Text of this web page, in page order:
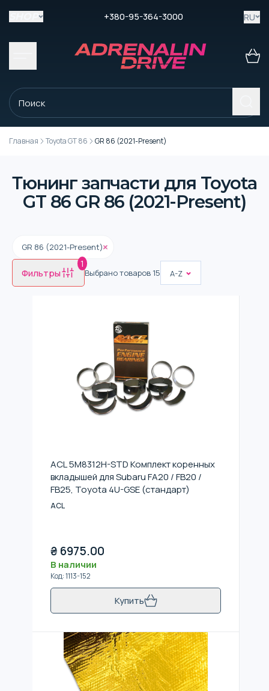
+380-95-364-3000 RU
Главная Toyota GT 86 GR 86 (2021-Present)
Тюнинг запчасти для Toyota
GT 86 GR 86 (2021-Present)
GR 86 (2021-Present)
Фильтры
1
Выбрано товаров 15 A-Z
ACL 5M8312H-STD Комплект коренных
вкладышей для Subaru FA20 / FB20 /
FB25, Toyota 4U-GSE (стандарт)
ACL
₴ 6975.00
В наличии
Код:1113-152
Купить